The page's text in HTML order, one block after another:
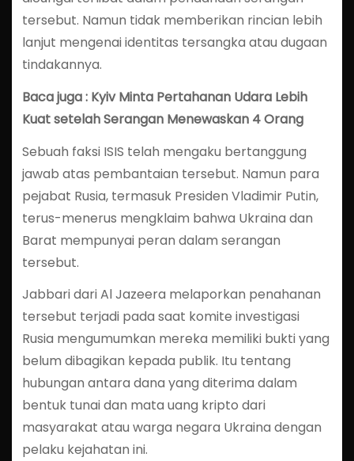
tersebut. Namun tidak memberikan rincian lebih
lanjut mengenai identitas tersangka atau dugaan
tindakannya.
Baca juga : Kyiv Minta Pertahanan Udara Lebih
Kuat setelah Serangan Menewaskan 4 Orang
Sebuah faksi ISIS telah mengaku bertanggung
jawab atas pembantaian tersebut. Namun para
pejabat Rusia, termasuk Presiden Vladimir Putin,
terus-menerus mengklaim bahwa Ukraina dan
Barat mempunyai peran dalam serangan
tersebut.
Jabbari dari Al Jazeera melaporkan penahanan
tersebut terjadi pada saat komite investigasi
Rusia mengumumkan mereka memiliki bukti yang
belum dibagikan kepada publik. Itu tentang
hubungan antara dana yang diterima dalam
bentuk tunai dan mata uang kripto dari
masyarakat atau warga negara Ukraina dengan
pelaku kejahatan ini.